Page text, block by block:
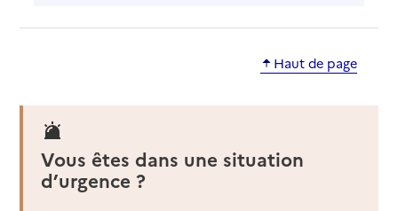
Haut de page
Vous êtes dans une situation
d’urgence ?